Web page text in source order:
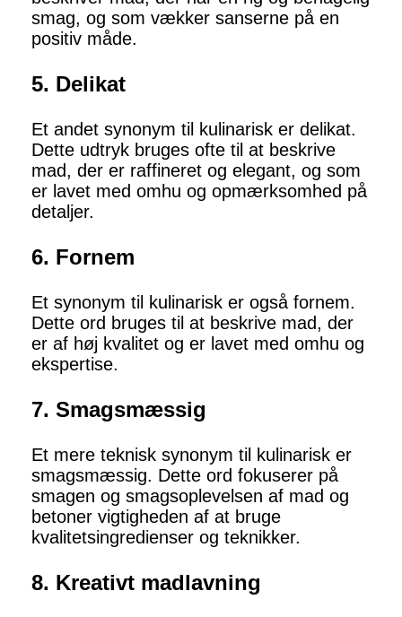
smag, og som vækker sanserne på en
positiv måde.
5. Delikat
Et andet synonym til kulinarisk er delikat.
Dette udtryk bruges ofte til at beskrive
mad, der er raffineret og elegant, og som
er lavet med omhu og opmærksomhed på
detaljer.
6. Fornem
Et synonym til kulinarisk er også fornem.
Dette ord bruges til at beskrive mad, der
er af høj kvalitet og er lavet med omhu og
ekspertise.
7. Smagsmæssig
Et mere teknisk synonym til kulinarisk er
smagsmæssig. Dette ord fokuserer på
smagen og smagsoplevelsen af mad og
betoner vigtigheden af at bruge
kvalitetsingredienser og teknikker.
8. Kreativt madlavning